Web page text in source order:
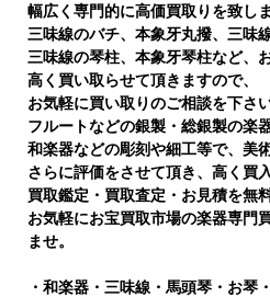
幅広く専門的に高価買取りを致しま
三味線のバチ、本象牙丸撥、三味
三味線の琴柱、本象牙琴柱など、
高く買い取らせて頂きますので、
お気軽に買い取りのご相談を下さい
フルートなどの銀製・総銀製の楽器
和楽器などの彫刻や細工等で、美
さらに評価をさせて頂き、高く買
買取鑑定・買取査定・お見積を無
お気軽にお宝買取市場の楽器専門
ませ。
・和楽器・三味線・馬頭琴・お琴